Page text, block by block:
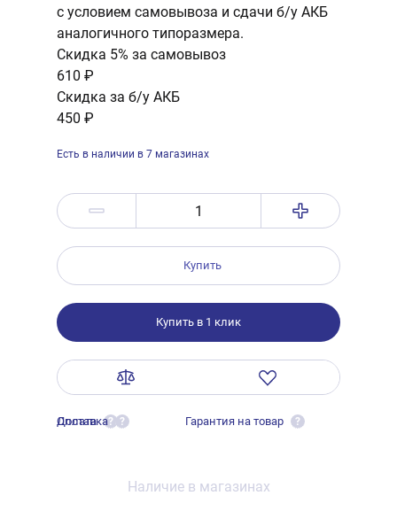
с условием самовывоза и сдачи б/у АКБ
аналогичного типоразмера.
Скидка 5% за самовывоз
610 ₽
Скидка за б/у АКБ
450 ₽
Есть в наличии в 7 магазинах
Купить
Купить в 1 клик
Оплата ?
Доставка ? Гарантия на товар ?
Наличие в магазинах